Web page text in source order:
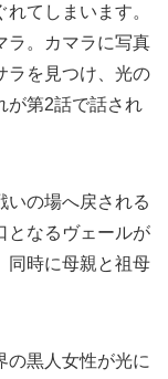
てしまいます。
ラ。カマラに写真
ラを見つけ、光の
が第2話で話され
いの場へ戻される
となるヴェールが
同時に母親と祖母
の黒人女性が光に